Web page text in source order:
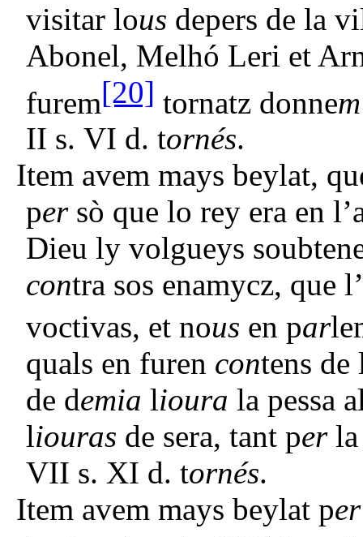
visitar lous depers de la
Abonel, Melhó Leri et
furem[20] tornatz donnem
II s. VI d. tornés.
Item avem mays beylat,
persò que lo rey era en
Dieu ly volgueys
contra sos enamycz, que
voctivas, et nous en par
quals en furen contens de
de demia lioura la pessa
liouras de sera, tant perla
VII s. XI d. tornés.
Item avem mays beylat per